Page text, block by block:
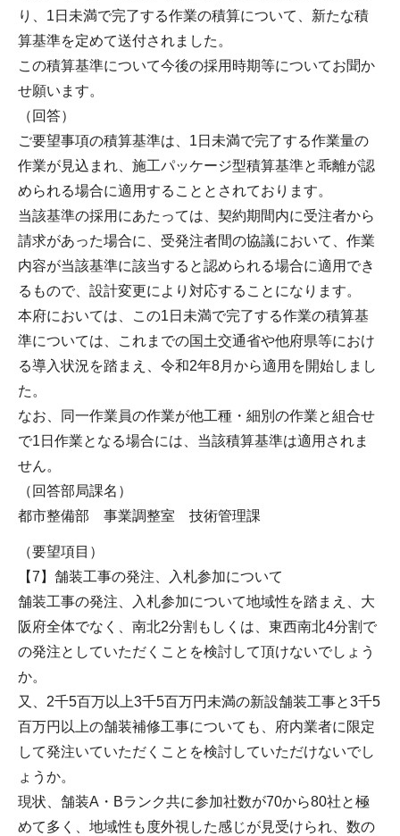
り、1日未満で完了する作業の積算について、新たな積
算基準を定めて送付されました。
この積算基準について今後の採用時期等についてお聞か
せ願います。
（回答）
ご要望事項の積算基準は、1日未満で完了する作業量の
作業が見込まれ、施工パッケージ型積算基準と乖離が認
められる場合に適用することとされております。
当該基準の採用にあたっては、契約期間内に受注者から
請求があった場合に、受発注者間の協議において、作業
内容が当該基準に該当すると認められる場合に適用でき
るもので、設計変更により対応することになります。
本府においては、この1日未満で完了する作業の積算基
準については、これまでの国土交通省や他府県等におけ
る導入状況を踏まえ、令和2年8月から適用を開始しまし
た。
なお、同一作業員の作業が他工種・細別の作業と組合せ
で1日作業となる場合には、当該積算基準は適用されま
せん。
（回答部局課名）
都市整備部 事業調整室 技術管理課
（要望項目）
【7】舗装工事の発注、入札参加について
舗装工事の発注、入札参加について地域性を踏まえ、大
阪府全体でなく、南北2分割もしくは、東西南北4分割で
の発注としていただくことを検討して頂けないでしょう
か。
又、2千5百万以上3千5百万円未満の新設舗装工事と3千5
百万円以上の舗装補修工事についても、府内業者に限定
して発注いていただくことを検討していただけないでし
ょうか。
現状、舗装A・Bランク共に参加社数が70から80社と極
めて多く、地域性も度外視した感じが見受けられ、数の